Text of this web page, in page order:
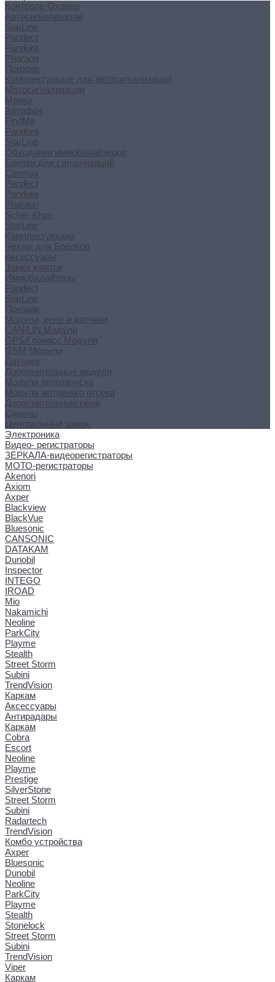
Контроль Охрана
Автосигнализации
StarLine
Pandect
Pandora
Pharaon
Призрак
Комплектующие для автосигнализаций
Мотосигнализации
Маяки
Автофон
FindMe
Pandora
StarLine
Обходчики иммобилайзеров
Брелки для сигнализаций
Cenmax
Pandect
Pandora
Pharaon
Scher-Khan
StarLine
Комплектующие
Чехлы для Брелков
Аксессуары
Замки капота
Иммобилайзеры
Pandect
StarLine
Призрак
Модули, реле и датчики
CAN/LIN Модули
GPS/Глонасс Модули
GSM Модули
Датчики
Дополнительные модули
Модули автозапуска
Модули моторного отсека
Дополнительные реле
Сирены
Центральный замок
Электроника
Видео- регистраторы
ЗЕРКАЛА-видеорегистраторы
МОТО-регистраторы
Akenori
Axiom
Axper
Blackview
BlackVue
Bluesonic
CANSONIC
DATAKAM
Dunobil
Inspector
INTEGO
IROAD
Mio
Nakamichi
Neoline
ParkCity
Playme
Stealth
Street Storm
Subini
TrendVision
Каркам
Аксессуары
Антирадары
Каркам
Cobra
Escort
Neoline
Playme
Prestige
SilverStone
Street Storm
Subini
Radartech
TrendVision
Комбо устройства
Axper
Bluesonic
Dunobil
Neoline
ParkCity
Playme
Stealth
Stonelock
Street Storm
Subini
TrendVision
Viper
Каркам